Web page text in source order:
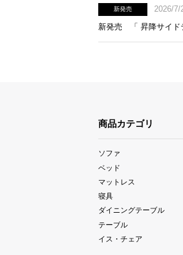
新発売
2026/7/
新発売 「 昇降サイド
商品カテゴリ
ソファ
ベッド
マットレス
寝具
ダイニングテーブル
テーブル
イス・チェア